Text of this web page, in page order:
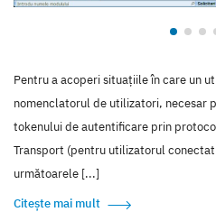
Pentru a acoperi situațiile în care un
nomenclatorul de utilizatori, necesar
tokenului de autentificare prin
Transport (pentru utilizatorul
următoarele [...]
Citește mai mult